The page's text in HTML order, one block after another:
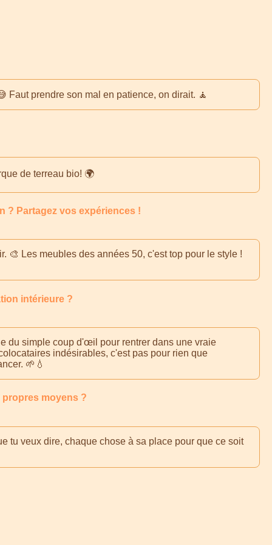
Faut prendre son mal en patience, on dirait. 🧘
de terreau bio! 🌍
? Partagez vos expériences !
🎨 Les meubles des années 50, c'est top pour le style !
intérieure ?
du simple coup d'œil pour rentrer dans une vraie
indésirables, c'est pas pour rien que
🌱💧
moyens ?
tu veux dire, chaque chose à sa place pour que ce soit